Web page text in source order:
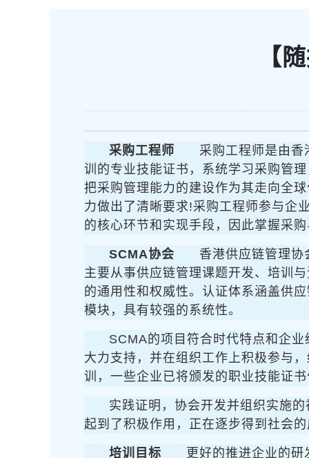
【
采购工程师
采购工程师是由香
训的专业技能证书，系统学习采购管
把采购管理能力的建设作为其走向全
力做出了清晰要求!采购工程师参与企
的核心环节和实现手段，因此掌握采
SCMA协会
香港供应链管理
主要从事供应链管理课题开发、培训
的通用性和权威性。认证体系涵盖供
模块，具有较强的系统性。
SCMA的项目符合时代特点和企
大力支持，并在组织工作上积极参与
训，一些企业已将颁发的职业技能证
实践证明，协会开发并组织实施
起到了积极作用，正在逐步得到社会
培训目标 更好的推进企业的